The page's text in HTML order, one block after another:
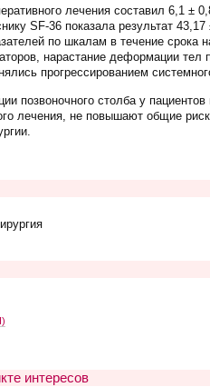
лечения составил 6,1 ±
SF-36 показала результат
по шкалам в течение
нарастание деформации тел
прогрессированием
позвоночного столба у
лечения, не повышают общие
интересов